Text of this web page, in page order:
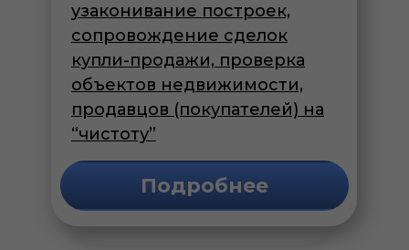
узаконивание построек,
сопровождение сделок
купли-продажи, проверка
объектов недвижимости,
продавцов (покупателей) на
“чистоту”
Подробнее